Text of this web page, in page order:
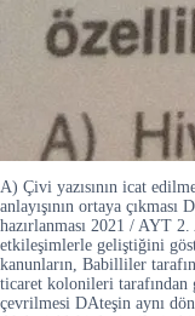
A) Çivi yazısının icat
anlayışının ortaya
hazırlanması 2021 / AYT
etkileşimlerle geliştiğini
kanunların, Babilliler
ticaret kolonileri tarafından
çevrilmesi DAteşin aynı